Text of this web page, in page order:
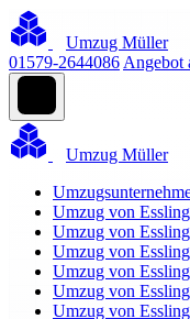
Umzug Müller
01579-2644086 Angebot
Umzug Müller
Umzug von
Umzug von
Umzug von
Umzug von
Umzug von
Umzug von